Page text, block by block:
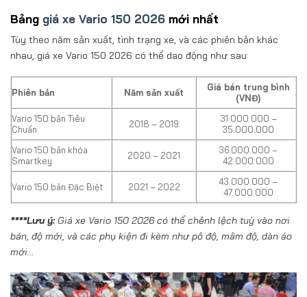
Bảng giá xe Vario 150 2026 mới nhất
Tùy theo năm sản xuất, tình trạng xe, và các phiên bản khác
nhau, giá xe Vario 150 2026 có thể dao động như sau:
Phiên bản Năm sản xuất
Giá bán trung bình
(VNĐ)
Vario 150 bản Tiêu
Chuẩn
2018 – 2019
31.000.000 –
35.000.000
Vario 150 bản khóa
Smartkey
2020 – 2021
36.000.000 –
42.000.000
Vario 150 bản Đặc Biệt 2021 – 2022
43.000.000 –
47.000.000
****Lưu ý:Giá xe Vario 150 2026 có thể chênh lệch tuỳ vào nơi
bán, độ mới, và các phụ kiện đi kèm như pô độ, mâm độ, dàn áo
mới…